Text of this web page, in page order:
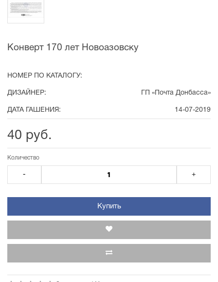
Конверт 170 лет Новоазовску
НОМЕР ПО КАТАЛОГУ:
ДИЗАЙНЕР: ГП «Почта Донбасса»
ДАТА ГАШЕНИЯ: 14-07-2019
40 руб.
Количество
- +
Купить